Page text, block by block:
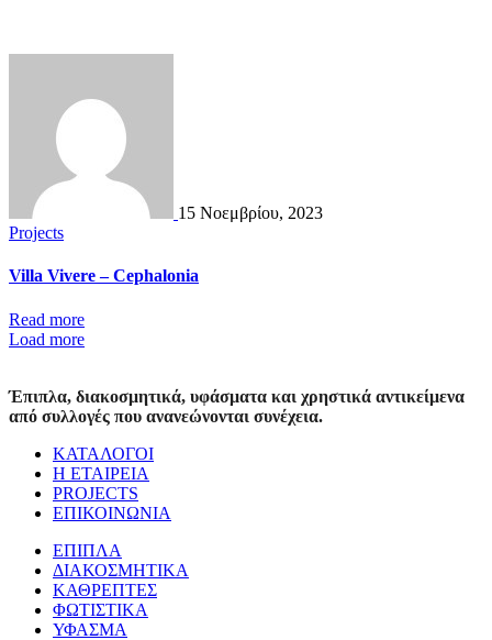
15 Νοεμβρίου, 2023
Projects
Villa Vivere – Cephalonia
Read more
Load more
Έπιπλα, διακοσμητικά, υφάσματα και χρηστικά αντικείμενα
από συλλογές που ανανεώνονται συνέχεια.
ΚΑΤΑΛΟΓΟΙ
Η ΕΤΑΙΡΕΙΑ
PROJECTS
ΕΠΙΚΟΙΝΩΝΙΑ
ΕΠΙΠΛΑ
ΔΙΑΚΟΣΜΗΤΙΚΑ
ΚΑΘΡΕΠΤΕΣ
ΦΩΤΙΣΤΙΚΑ
ΥΦΑΣΜΑ